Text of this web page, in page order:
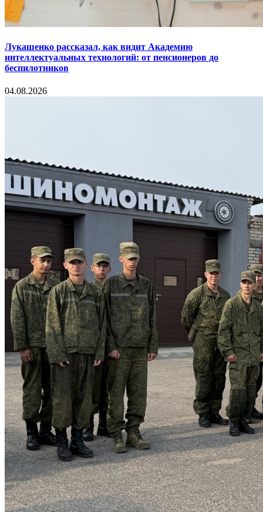
Лукашенко рассказал, как видит Академию
интеллектуальных технологий: от пенсионеров до
беспилотников
04.08.2026